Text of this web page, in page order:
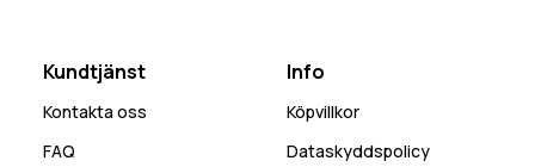
Kundtjänst
Kontakta oss
FAQ
Info
Köpvillkor
Dataskyddspolicy